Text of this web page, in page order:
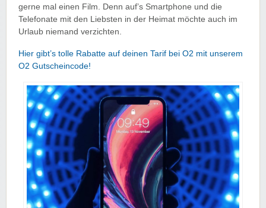
gerne mal einen Film. Denn auf’s Smartphone und die
Telefonate mit den Liebsten in der Heimat möchte auch im
Urlaub niemand verzichten.
Hier gibt’s tolle Rabatte auf deinen Tarif bei O2 mit unserem
O2 Gutscheincode!